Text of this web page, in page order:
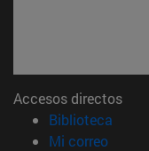
Accesos directos
Biblioteca
Mi correo(abre